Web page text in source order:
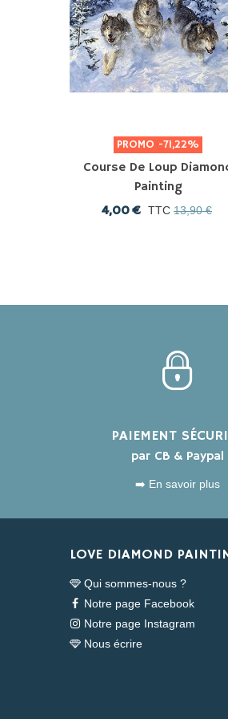
PROMO -71,22%
Course De Loup
Painting
4,00 € TTC 13,90 €
PAIEMENT
par CB & Paypal
➡️ En savoir plus
LOVE DIAMOND
Qui sommes-nous ?
Notre page Facebook
Notre page Instagram
Nous écrire